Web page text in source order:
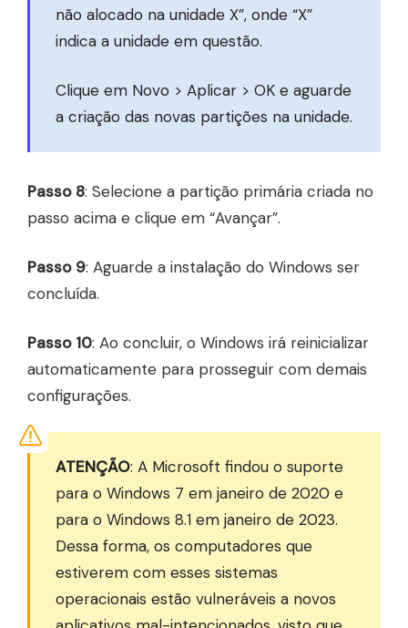
não alocado na unidade X”, onde “X”
indica a unidade em questão.
Clique em Novo > Aplicar > OK e aguarde
a criação das novas partições na unidade.
Passo 8: Selecione a partição primária criada no
passo acima e clique em “Avançar”.
Passo 9: Aguarde a instalação do Windows ser
concluída.
Passo 10: Ao concluir, o Windows irá reinicializar
automaticamente para prosseguir com demais
configurações.
ATENÇÃO: A Microsoft findou o suporte
para o Windows 7 em janeiro de 2020 e
para o Windows 8.1 em janeiro de 2023.
Dessa forma, os computadores que
estiverem com esses sistemas
operacionais estão vulneráveis a novos